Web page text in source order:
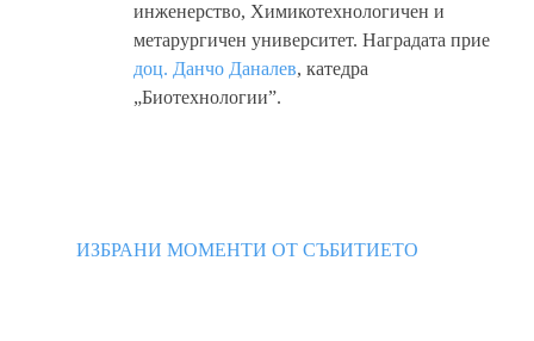
инженерство, Химикотехнологичен и
метарургичен университет. Наградата прие
доц. Данчо Даналев, катедра
„Биотехнологии”.
ИЗБРАНИ МОМЕНТИ ОТ СЪБИТИЕТО